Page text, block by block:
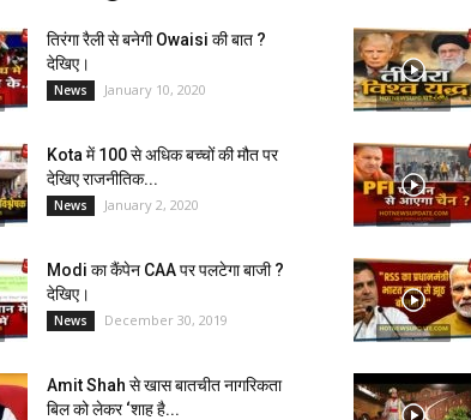
तिरंगा रैली से बनेगी Owaisi की बात ?
देखिए।
News January 10, 2020
Kota में 100 से अधिक बच्चों की मौत पर
देखिए राजनीतिक...
News January 2, 2020
Modi का कैंपेन CAA पर पलटेगा बाजी ?
देखिए।
News December 30, 2019
Amit Shah से खास बातचीत नागरिकता
बिल को लेकर ‘शाह है...